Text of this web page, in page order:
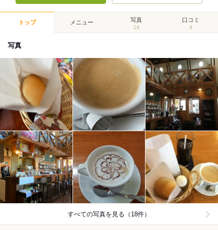
トップ メニュー 写真
14
口コミ
4
写真
すべての写真を見る（18件）